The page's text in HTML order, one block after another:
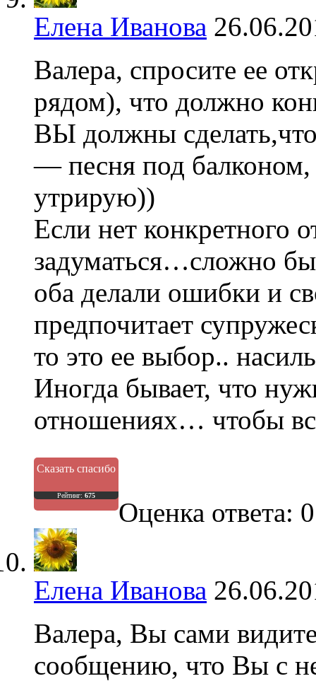
Елена Иванова
Валера, спросите ее
рядом), что должно
ВЫ должны
— песня под
утрирую))
Если нет конкретного
задуматься…сложно
оба делали ошибки и
предпочитает
то это ее выбор..
Иногда бывает, что
отношениях… чтобы
Сказать спасибо
Рейтинг: 675
Оценка ответа:
Елена Иванова
Валера, Вы сами
сообщению, что Вы с